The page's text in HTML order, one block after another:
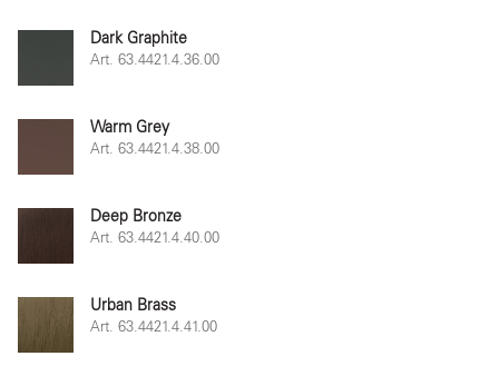
Dark Graphite
Art. 63.4421.4.36.00
Warm Grey
Art. 63.4421.4.38.00
Deep Bronze
Art. 63.4421.4.40.00
Urban Brass
Art. 63.4421.4.41.00